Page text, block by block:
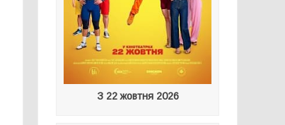
З 22 жовтня 2026